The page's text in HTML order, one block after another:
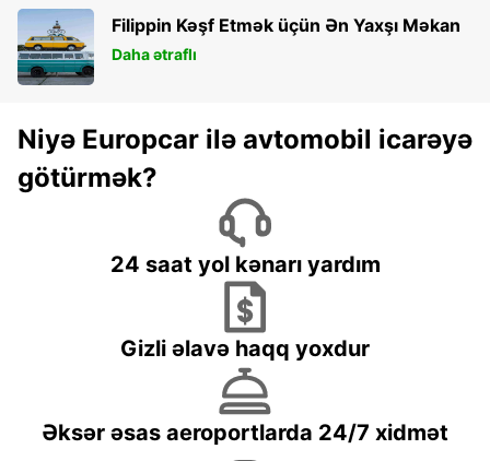
Filippin Kəşf Etmək üçün Ən Yaxşı Məkan
Daha ətraflı
Niyə Europcar ilə avtomobil icarəyə
götürmək?
24 saat yol kənarı yardım
Gizli əlavə haqq yoxdur
Əksər əsas aeroportlarda 24/7 xidmət